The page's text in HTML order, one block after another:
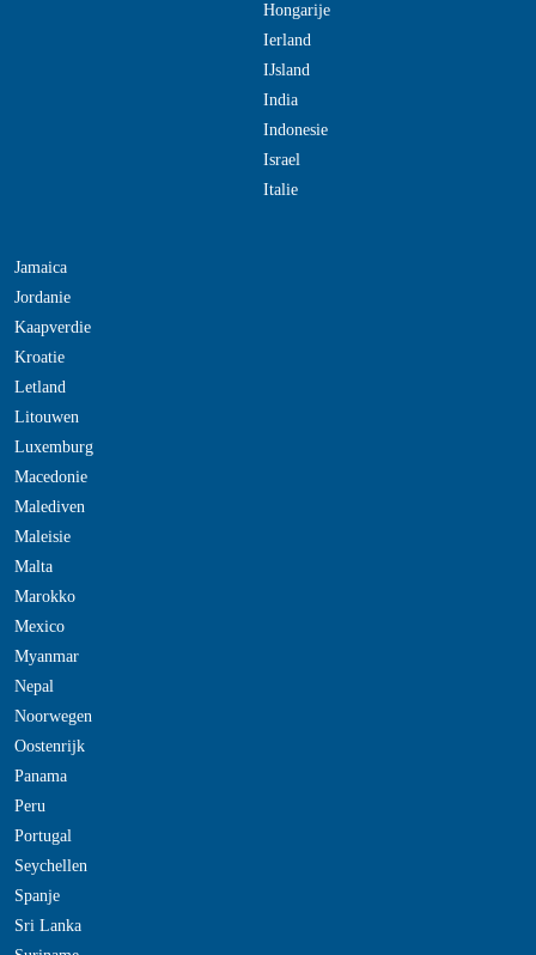
Hongarije
Ierland
IJsland
India
Indonesie
Israel
Italie
Jamaica
Jordanie
Kaapverdie
Kroatie
Letland
Litouwen
Luxemburg
Macedonie
Malediven
Maleisie
Malta
Marokko
Mexico
Myanmar
Nepal
Noorwegen
Oostenrijk
Panama
Peru
Portugal
Seychellen
Spanje
Sri Lanka